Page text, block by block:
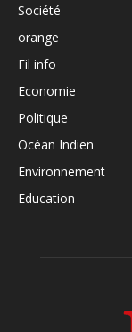
Société
orange
Fil info
Economie
Politique
Océan Indien
Environnement
Education